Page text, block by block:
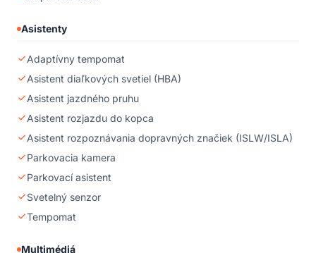
Asistenty
Adaptívny tempomat
Asistent diaľkových svetiel (HBA)
Asistent jazdného pruhu
Asistent rozjazdu do kopca
Asistent rozpoznávania dopravných značiek (ISLW/ISLA)
Parkovacia kamera
Parkovací asistent
Svetelný senzor
Tempomat
Multimédiá